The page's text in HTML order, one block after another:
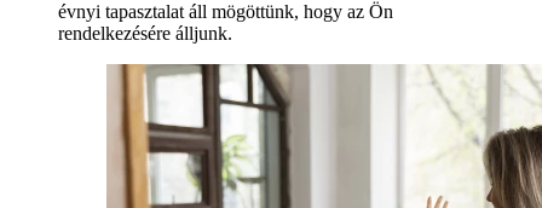
évnyi tapasztalat áll mögöttünk, hogy az Ön
rendelkezésére álljunk.